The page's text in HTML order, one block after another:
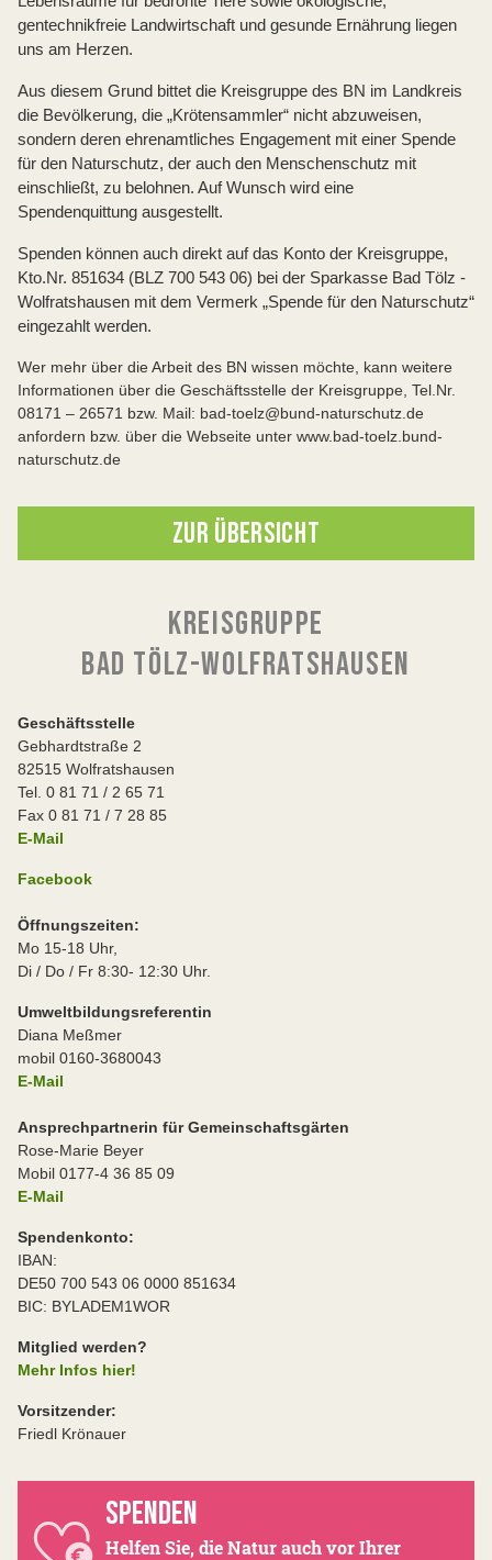
gentechnikfreie Landwirtschaft und gesunde Ernährung liegen
uns am Herzen.
Aus diesem Grund bittet die Kreisgruppe des BN im Landkreis
die Bevölkerung, die „Krötensammler“ nicht abzuweisen,
sondern deren ehrenamtliches Engagement mit einer Spende
für den Naturschutz, der auch den Menschenschutz mit
einschließt, zu belohnen. Auf Wunsch wird eine
Spendenquittung ausgestellt.
Spenden können auch direkt auf das Konto der Kreisgruppe,
Kto.Nr. 851634 (BLZ 700 543 06) bei der Sparkasse Bad Tölz -
Wolfratshausen mit dem Vermerk „Spende für den Naturschutz“
eingezahlt werden.
Wer mehr über die Arbeit des BN wissen möchte, kann weitere
Informationen über die Geschäftsstelle der Kreisgruppe, Tel.Nr.
08171 – 26571 bzw. Mail: bad-toelz@bund-naturschutz.de
anfordern bzw. über die Webseite unter www.bad-toelz.bund-
naturschutz.de
ZUR ÜBERSICHT
KREISGRUPPE
BAD TÖLZ-WOLFRATSHAUSEN
Geschäftsstelle
Gebhardtstraße 2
82515 Wolfratshausen
Tel. 0 81 71 / 2 65 71
Fax 0 81 71 / 7 28 85
E-Mail
Facebook
Öffnungszeiten:
Mo 15-18 Uhr,
Di / Do / Fr 8:30- 12:30 Uhr.
Umweltbildungsreferentin
Diana Meßmer
mobil 0160-3680043
E-Mail
Ansprechpartnerin für Gemeinschaftsgärten
Rose-Marie Beyer
Mobil 0177-4 36 85 09
E-Mail
Spendenkonto:
IBAN:
DE50 700 543 06 0000 851634
BIC: BYLADEM1WOR
Mitglied werden?
Mehr Infos hier!
Vorsitzender:
Friedl Krönauer
SPENDEN
Helfen Sie, die Natur auch vor Ihrer